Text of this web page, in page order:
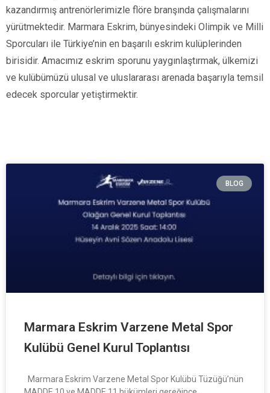
kazandırmış antrenörlerimizle flöre branşında çalışmalarını
yürütmektedir. Marmara Eskrim, bünyesindeki Olimpik ve Milli
Sporcuları ile Türkiye’nin en başarılı eskrim kulüplerinden
birisidir. Amacımız eskrim sporunu yaygınlaştırmak, ülkemizi
ve kulübümüzü ulusal ve uluslararası arenada başarıyla temsil
edecek sporcular yetiştirmektir.
BLOG
Marmara Eskrim Varzene Metal Spor
Kulübü Genel Kurul Toplantısı
Marmara Eskrim Varzene Metal Spor Kulübü Tüzüğü’nün